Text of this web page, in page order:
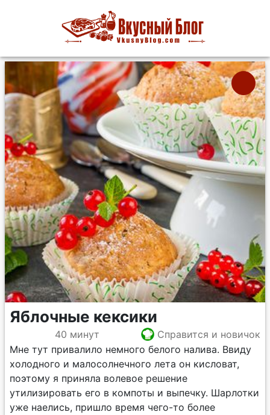
Яблочные кексики
40 минут
Справится и новичок
Мне тут привалило немного белого налива. Ввиду
холодного и малосолнечного лета он кисловат,
поэтому я приняла волевое решение
утилизировать его в компоты и выпечку. Шарлотки
уже наелись, пришло время чего-то более